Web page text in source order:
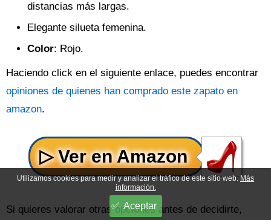
distancias más largas.
Elegante silueta femenina.
Color: Rojo.
Haciendo click en el siguiente enlace, puedes encontrar
opiniones de quienes han comprado este zapato en
amazon.
Si quieres valorar otras opciones antes de decidirte,
Utilizamos cookies para medir y analizar el tráfico de este sitio web.Más
información.
Aceptar